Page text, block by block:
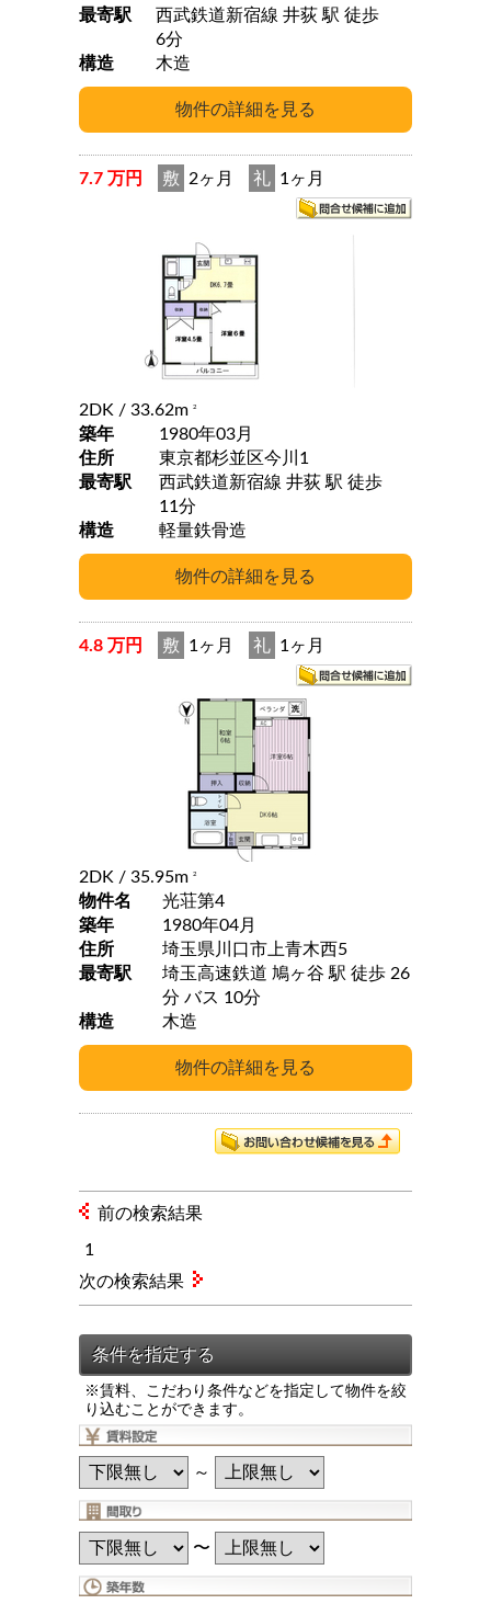
最寄駅
西武鉄道新宿線 井荻 駅 徒歩
6分
構造
木造
7.7 万円 敷 2ヶ月 礼 1ヶ月
2DK / 33.62m 2
築年
1980年03月
住所
東京都杉並区今川1
最寄駅
西武鉄道新宿線 井荻 駅 徒歩
11分
構造
軽量鉄骨造
4.8 万円 敷 1ヶ月 礼 1ヶ月
2DK / 35.95m 2
物件名
光荘第4
築年
1980年04月
住所
埼玉県川口市上青木西5
最寄駅
埼玉高速鉄道 鳩ヶ谷 駅 徒歩 26
分 バス 10分
構造
木造
前の検索結果
1
※賃料、こだわり条件などを指定して物件を絞
り込むことができます。
～
〜